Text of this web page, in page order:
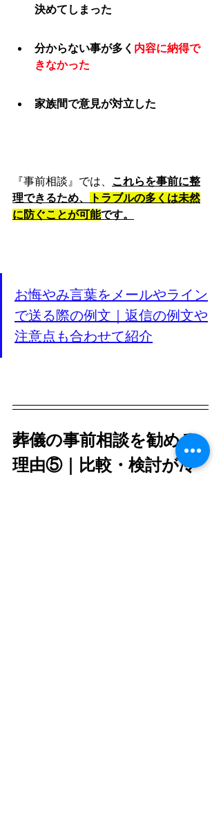
決めてしまった
分からない事が多く 内容に納得で
きなかった
家族間で意見が対立した
『事前相談』では、 これらを事前に整
理できるため、
トラブルの多くは未然
に防ぐことが可能です。
お悔やみ言葉をメールやライン
で送る際の例文｜返信の例文や
注意点も合わせて紹介
葬儀の事前相談を勧める
理由⑤｜比較・検討が冷